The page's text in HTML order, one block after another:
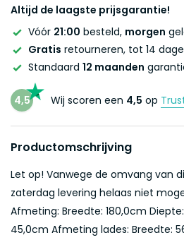
Altijd de laagste prijsgarantie!
Vóór 21:00 besteld, morgen
Gratis retourneren, tot 14
Standaard 12 maanden
4,5 Wij scoren een 4,5 op
Productomschrijving
Let op! Vanwege de omvang van
zaterdag levering helaas niet
Afmeting: Breedte: 180,0cm
45,0cm Afmeting lades: Breedte: